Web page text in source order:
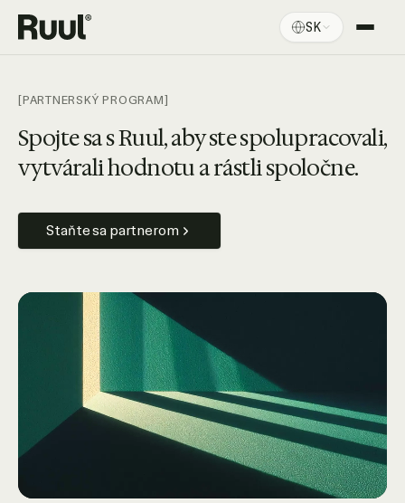
Domov Ruul SK
Ceny
Zdroje
[PARTNERSKÝ PROGRAM]
Spojte sa s Ruul, aby ste spolupracovali,
vytvárali hodnotu a rástli spoločne.
Staňte sa partnerom